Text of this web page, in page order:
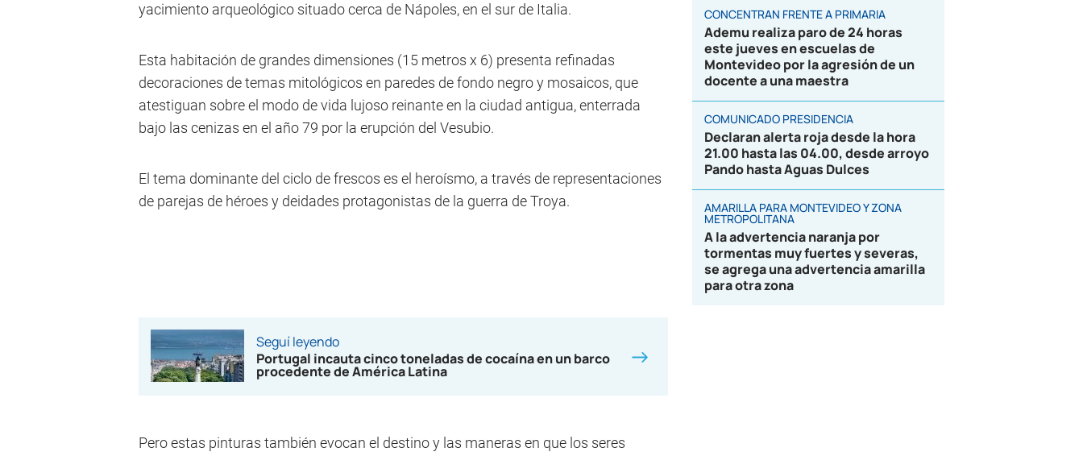
yacimiento arqueológico situado cerca de Nápoles, en el sur de Italia.
Esta habitación de grandes dimensiones (15 metros x 6) presenta refinadas
decoraciones de temas mitológicos en paredes de fondo negro y mosaicos, que
atestiguan sobre el modo de vida lujoso reinante en la ciudad antigua, enterrada
bajo las cenizas en el año 79 por la erupción del Vesubio.
El tema dominante del ciclo de frescos es el heroísmo, a través de representaciones
de parejas de héroes y deidades protagonistas de la guerra de Troya.
Seguí leyendo
Portugal incauta cinco toneladas de cocaína en un barco
procedente de América Latina
Pero estas pinturas también evocan el destino y las maneras en que los seres
CONCENTRAN FRENTE A PRIMARIA
Ademu realiza paro de 24 horas
este jueves en escuelas de
Montevideo por la agresión de un
docente a una maestra
COMUNICADO PRESIDENCIA
Declaran alerta roja desde la hora
21.00 hasta las 04.00, desde arroyo
Pando hasta Aguas Dulces
AMARILLA PARA MONTEVIDEO Y ZONA
METROPOLITANA
A la advertencia naranja por
tormentas muy fuertes y severas,
se agrega una advertencia amarilla
para otra zona